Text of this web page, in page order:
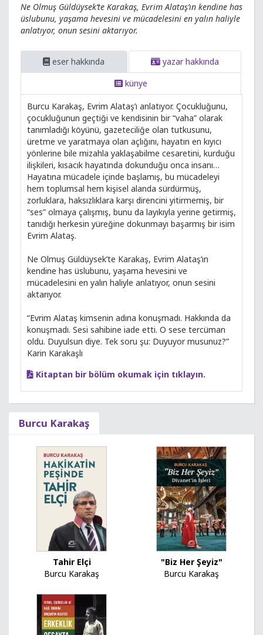
Ne Olmuş Güldüysek’te Karakaş, Evrim Alataş’ın kendine has
üslubunu, yaşama hevesini ve mücadelesini en yalın haliyle
anlatıyor, onun sesini aktarıyor.
eser hakkında
yazar hakkında
künye
Burcu Karakaş, Evrim Alataş’ı anlatıyor. Çocukluğunu,
çocukluğunun geçtiği ve kendisinin bir “vaha” olarak
tanımladığı köyünü, gazeteciliğe olan tutkusunu,
üretme ve yaratmaya olan açlığını, hayatın en kıyıcı
yönlerine bile mizahla yaklaşabilme cesaretini, kurduğu
ilişkileri, kısacık hayatında dokunduğu onca insanı…
Hayatına mücadele içinde başlamış, bu mücadeleyi
hem toplumsal hem kişisel alanda sürdürmüş,
zorluklara, haksızlıklara karşı direncini yitirmemiş, bir
“ses” olmaya çalışmış, bunu da layıkıyla yerine getirmiş,
tanıdığı herkesin yüreğine dokunmayı başarmış bir isim
Evrim Alataş.
Ne Olmuş Güldüysek’te Karakaş, Evrim Alataş’ın
kendine has üslubunu, yaşama hevesini ve
mücadelesini en yalın haliyle anlatıyor, onun sesini
aktarıyor.
“Evrim Alataş kimsenin adına konuşmadı. Hakkında da
konuşmadı. Sesi sahibine iade etti. O sese tercüman
oldu. Duyulsun diye. Tek soru şu: Duyuyor musunuz?”
Karin Karakaşlı
Kitaptan bir bölüm okumak için tıklayın.
Burcu Karakaş
Tahir Elçi
Burcu Karakaş
"Biz Her Şeyiz"
Burcu Karakaş